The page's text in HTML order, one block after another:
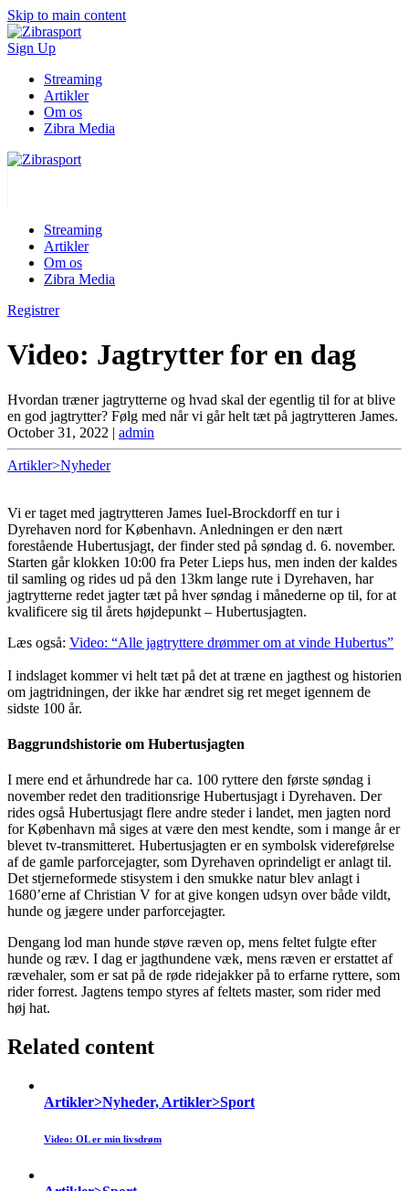
Skip to main content
Sign Up
Streaming
Artikler
Om os
Zibra Media
Streaming
Artikler
Om os
Zibra Media
Registrer
Video: Jagtrytter for en dag
Hvordan træner jagtrytterne og hvad skal der egentlig til for at blive
en god jagtrytter? Følg med når vi går helt tæt på jagtrytteren James.
October 31, 2022 | admin
Artikler>Nyheder
Vi er taget med jagtrytteren James Iuel-Brockdorff en tur i
Dyrehaven nord for København. Anledningen er den nært
forestående Hubertusjagt, der finder sted på søndag d. 6. november.
Starten går klokken 10:00 fra Peter Lieps hus, men inden der kaldes
til samling og rides ud på den 13km lange rute i Dyrehaven, har
jagtrytterne redet jagter tæt på hver søndag i månederne op til, for at
kvalificere sig til årets højdepunkt – Hubertusjagten.
Læs også: Video: “Alle jagtryttere drømmer om at vinde Hubertus”
I indslaget kommer vi helt tæt på det at træne en jagthest og historien
om jagtridningen, der ikke har ændret sig ret meget igennem de
sidste 100 år.
Baggrundshistorie om Hubertusjagten
I mere end et århundrede har ca. 100 ryttere den første søndag i
november redet den traditionsrige Hubertusjagt i Dyrehaven. Der
rides også Hubertusjagt flere andre steder i landet, men jagten nord
for København må siges at være den mest kendte, som i mange år er
blevet tv-transmitteret. Hubertusjagten er en symbolsk videreførelse
af de gamle parforcejagter, som Dyrehaven oprindeligt er anlagt til.
Det stjerneformede stisystem i den smukke natur blev anlagt i
1680’erne af Christian V for at give kongen udsyn over både vildt,
hunde og jægere under parforcejagter.
Dengang lod man hunde støve ræven op, mens feltet fulgte efter
hunde og ræv. I dag er jagthundene væk, mens ræven er erstattet af
rævehaler, som er sat på de røde ridejakker på to erfarne ryttere, som
rider forrest. Jagtens tempo styres af feltets master, som rider med
høj hat.
Related content
Artikler>Nyheder, Artikler>Sport
Video: OL er min livsdrøm